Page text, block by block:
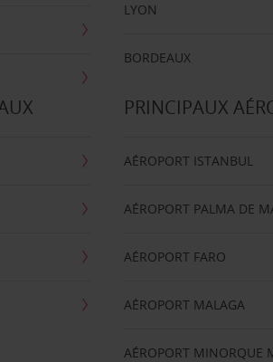
LYON
BORDEAUX
PRINCIPAUX
AÉROPORT ISTANBUL
AÉROPORT PALMA DE
AÉROPORT FARO
AÉROPORT MALAGA
AÉROPORT MINORQUE